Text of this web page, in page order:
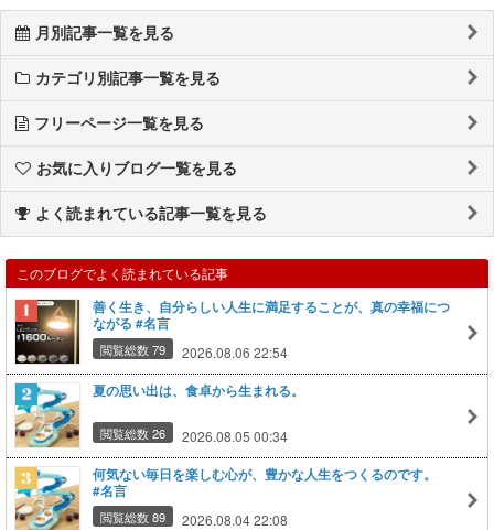
月別記事一覧を見る
カテゴリ別記事一覧を見る
フリーページ一覧を見る
お気に入りブログ一覧を見る
よく読まれている記事一覧を見る
このブログでよく読まれている記事
善く生き、自分らしい人生に満足することが、真の幸福につ
ながる #名言
閲覧総数 79 2026.08.06 22:54
夏の思い出は、食卓から生まれる。
閲覧総数 26 2026.08.05 00:34
何気ない毎日を楽しむ心が、豊かな人生をつくるのです。
#名言
閲覧総数 89 2026.08.04 22:08